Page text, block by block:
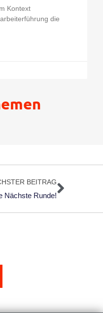
Kontext
die
BEITRAG
Nächste Runde!